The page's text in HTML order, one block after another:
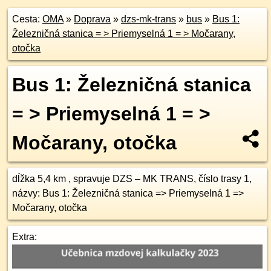
Cesta: OMA» Doprava » dzs-mk-trans » bus » Bus 1:
Železničná stanica = > Priemyselná 1 = > Močarany,
otočka
Bus 1: Železničná stanica
= > Priemyselná 1 = >
Močarany, otočka
dĺžka 5,4 km , spravuje DZS – MK TRANS, číslo trasy 1,
názvy: Bus 1: Železničná stanica => Priemyselná 1 =>
Močarany, otočka
Extra: